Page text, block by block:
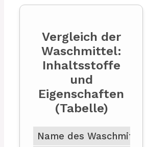
Vergleich der
Waschmittel:
Inhaltsstoffe
und
Eigenschaften
(Tabelle)
Name des Waschmittels